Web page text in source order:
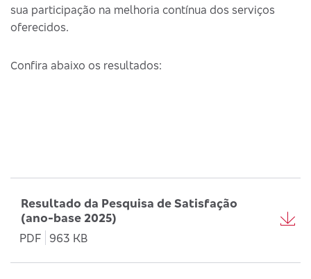
sua participação na melhoria contínua dos serviços
oferecidos.
Confira abaixo os resultados:
Resultado da Pesquisa de Satisfação
(ano-base 2025)
PDF
963 KB